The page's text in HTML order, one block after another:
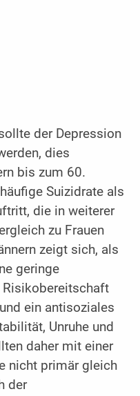
der Depression
dies
bis zum 60.
Suizidrate als
die in weiterer
zu Frauen
zeigt sich, als
geringe
Risikobereitschaft
ein antisoziales
Unruhe und
daher mit einer
nicht primär gleich
der